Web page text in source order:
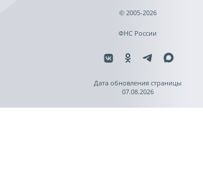
© 2005-2026
ФНС России
Дата обновления страницы
07.08.2026